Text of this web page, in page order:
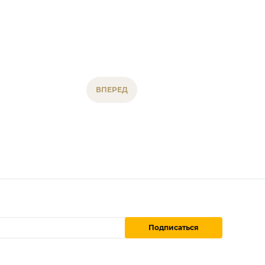
ВПЕРЕД
Подписаться